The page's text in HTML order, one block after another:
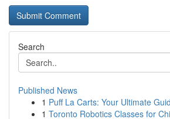
Search
Published News
1 Puff La Carts: Your Ultimate
1 Toronto Robotics Classes for